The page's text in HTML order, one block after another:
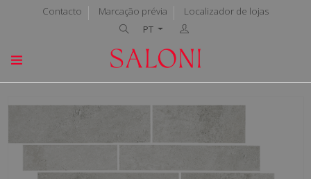
Contacto Marcação prévia
Localizador de lojas
PT